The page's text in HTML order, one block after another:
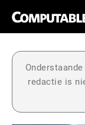
redactie is